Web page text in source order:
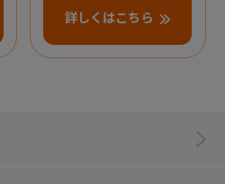
詳しくはこちら